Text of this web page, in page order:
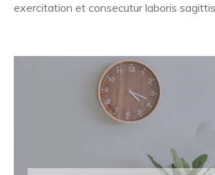
exercitation et consecutur laboris